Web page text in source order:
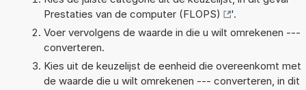
Prestaties van de computer (FLOPS)
'.
Voer vervolgens de waarde in die u wilt omrekenen ---
converteren.
Kies uit de keuzelijst de eenheid die overeenkomt met
de waarde die u wilt omrekenen --- converteren, in dit